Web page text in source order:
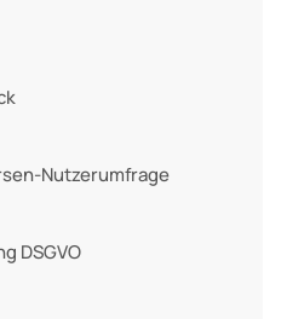
Nutzerumfrage
DSGVO